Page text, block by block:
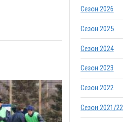
Сезон 2026
Сезон 2025
Сезон 2024
Сезон 2023
Сезон 2022
Сезон 2021/22